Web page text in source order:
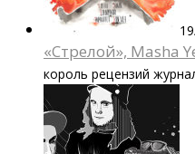
«Стрелой», Masha
король рецензий